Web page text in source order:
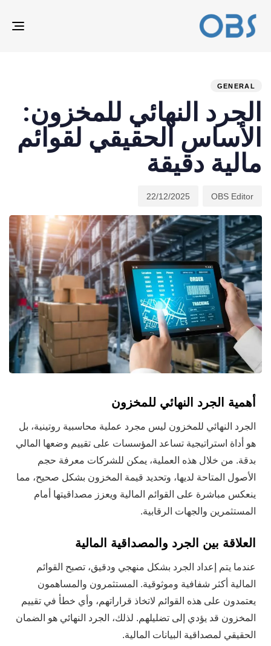
GENERAL
الجرد النهائي للمخزون:
الأساس الحقيقي لقوائم
مالية دقيقة
OBS Editor
22/12/2025
أهمية الجرد النهائي للمخزون
الجرد النهائي للمخزون ليس مجرد عملية محاسبية روتينية، بل
هو أداة استراتيجية تساعد المؤسسات على تقييم وضعها المالي
بدقة. من خلال هذه العملية، يمكن للشركات معرفة حجم
الأصول المتاحة لديها، وتحديد قيمة المخزون بشكل صحيح، مما
ينعكس مباشرة على القوائم المالية ويعزز مصداقيتها أمام
المستثمرين والجهات الرقابية.
العلاقة بين الجرد والمصداقية المالية
عندما يتم إعداد الجرد بشكل منهجي ودقيق، تصبح القوائم
المالية أكثر شفافية وموثوقية. المستثمرون والمساهمون
يعتمدون على هذه القوائم لاتخاذ قراراتهم، وأي خطأ في تقييم
المخزون قد يؤدي إلى تضليلهم. لذلك، الجرد النهائي هو الضمان
الحقيقي لمصداقية البيانات المالية.